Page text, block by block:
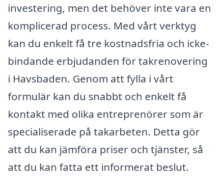
investering, men det behöver inte vara en
komplicerad process. Med vårt verktyg
kan du enkelt få tre kostnadsfria och icke-
bindande erbjudanden för takrenovering
i Havsbaden. Genom att fylla i vårt
formulär kan du snabbt och enkelt få
kontakt med olika entreprenörer som är
specialiserade på takarbeten. Detta gör
att du kan jämföra priser och tjänster, så
att du kan fatta ett informerat beslut.